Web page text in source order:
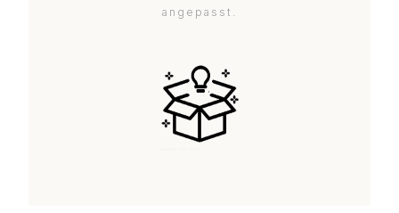
angepasst.